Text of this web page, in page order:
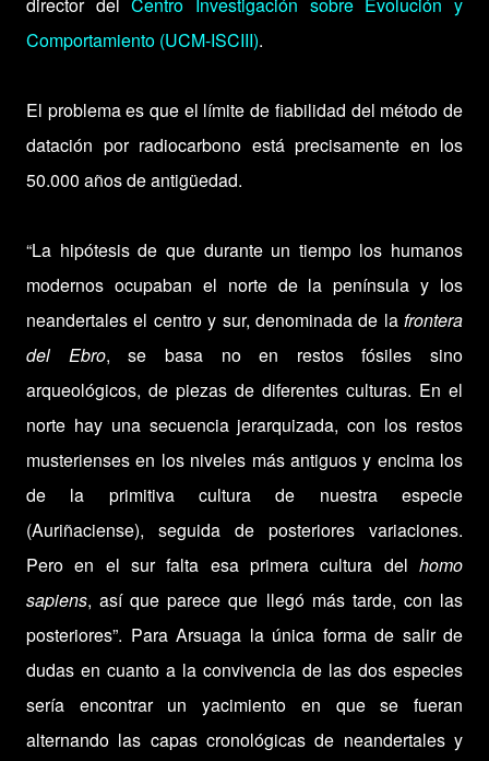
Comportamiento (UCM-ISCIII).
El problema es que el límite de fiabilidad del método de
datación por radiocarbono está precisamente en los
50.000 años de antigüedad.
“La hipótesis de que durante un tiempo los humanos
modernos ocupaban el norte de la península y los
neandertales el centro y sur, denominada de la frontera
del Ebro, se basa no en restos fósiles sino
arqueológicos, de piezas de diferentes culturas. En el
norte hay una secuencia jerarquizada, con los restos
musterienses en los niveles más antiguos y encima los
de la primitiva cultura de nuestra especie
(Auriñaciense), seguida de posteriores variaciones.
Pero en el sur falta esa primera cultura del homo
sapiens, así que parece que llegó más tarde, con las
posteriores”. Para Arsuaga la única forma de salir de
dudas en cuanto a la convivencia de las dos especies
sería encontrar un yacimiento en que se fueran
alternando las capas cronológicas de neandertales y